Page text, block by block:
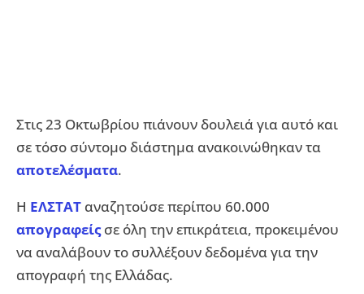
Στις 23 Οκτωβρίου πιάνουν δουλειά για αυτό και
σε τόσο σύντομο διάστημα ανακοινώθηκαν τα
αποτελέσματα.
Η ΕΛΣΤΑΤ αναζητούσε περίπου 60.000
απογραφείςσε όλη την επικράτεια, προκειμένου
να αναλάβουν το συλλέξουν δεδομένα για την
απογραφή της Ελλάδας.